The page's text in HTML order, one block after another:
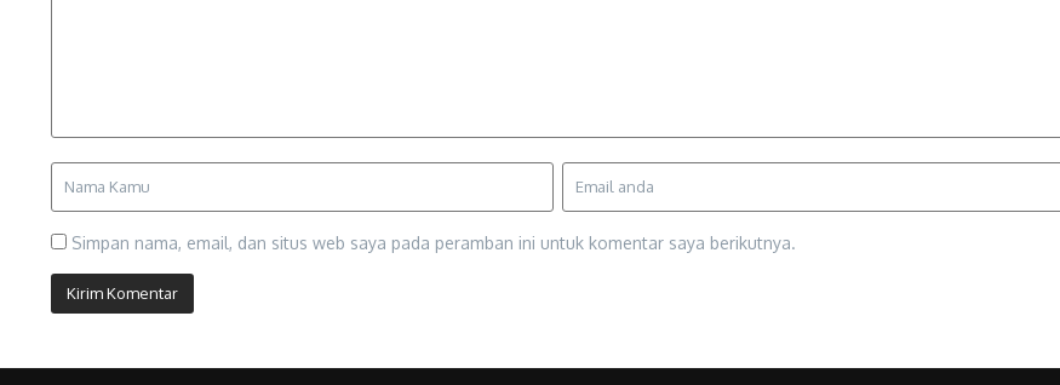
Simpan nama, email, dan situs web saya pada peramban ini untuk komentar saya berikutnya.